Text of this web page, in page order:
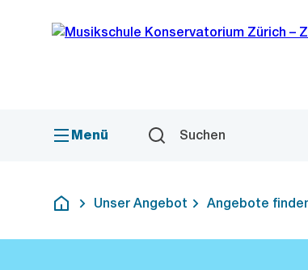
Navigation
Sprunglink
Menü Suchen
Deutsch
Unser Angebot Angebote